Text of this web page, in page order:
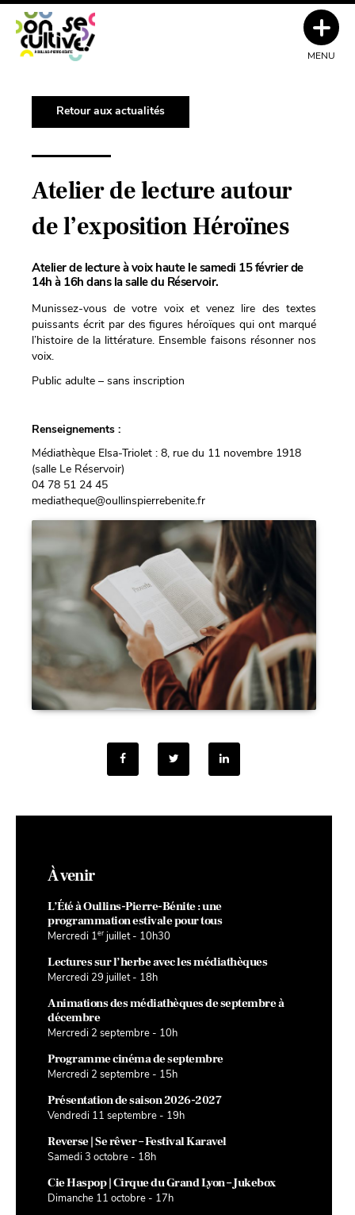
Retour aux actualités
Atelier de lecture autour
de l’exposition Héroïnes
Atelier de lecture à voix haute le samedi 15 février de
14h à 16h dans la salle du Réservoir.
Munissez-vous de votre voix et venez lire des textes
puissants écrit par des figures héroïques qui ont marqué
l’histoire de la littérature. Ensemble faisons résonner nos
voix.
Public adulte – sans inscription
Renseignements :
Médiathèque Elsa-Triolet : 8, rue du 11 novembre 1918
(salle Le Réservoir)
04 78 51 24 45
mediatheque@oullinspierrebenite.fr
À venir
L’Été à Oullins-Pierre-Bénite : une
programmation estivale pour tous
Mercredi 1er juillet - 10h30
Lectures sur l’herbe avec les médiathèques
Mercredi 29 juillet - 18h
Animations des médiathèques de septembre à
décembre
Mercredi 2 septembre - 10h
Programme cinéma de septembre
Mercredi 2 septembre - 15h
Présentation de saison 2026-2027
Vendredi 11 septembre - 19h
Reverse | Se rêver – Festival Karavel
Samedi 3 octobre - 18h
Cie Haspop | Cirque du Grand Lyon – Jukebox
Dimanche 11 octobre - 17h
MENU